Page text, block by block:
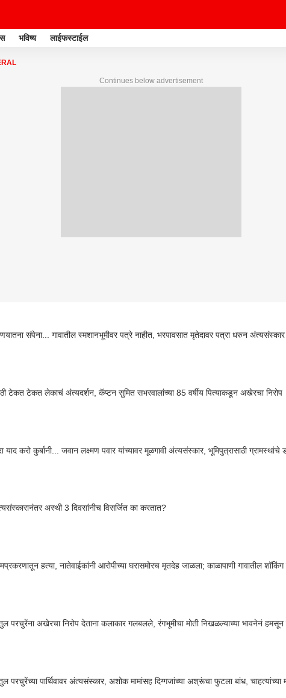
भविष्य लाईफस्टाईल
Continues below advertisement
संपेना... गावातील स्मशानभूमीवर पत्रे नाहीत, भरपावसात मृतेदावर पत्रा धरुन अंत्यसंस्कार
टेकत टेकत लेकाचं अंत्यदर्शन, कॅप्टन सुमित सभरवालांच्या 85 वर्षीय पित्याकडून अखेरचा निरोप
याद करो कुर्बानी... जवान लक्ष्मण पवार यांच्यावर मूळगावी अंत्यसंस्कार, भूमिपुत्रासाठी ग्रामस्थांचे
अस्थी 3 दिवसांनीच विसर्जित का करतात?
हत्या, नातेवाईकांनी आरोपीच्या घरासमोरच मृतदेह जाळला; काळापाणी गावातील
परचुरेंना अखेरचा निरोप देताना कलाकार गलबलले, रंगभूमीचा मोती निखळल्याच्या भावनेनं
परचुरेंच्या पार्थिवावर अंत्यसंस्कार, अशोक मामांसह दिग्गजांच्या अश्रूंचा फुटला बांध, चाहत्यांच्या